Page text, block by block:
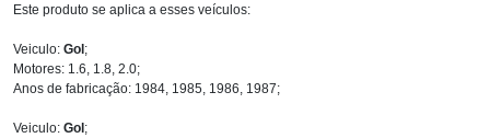
Este produto se aplica a esses veículos:
Veiculo: Gol;
Motores: 1.6, 1.8, 2.0;
Anos de fabricação: 1984, 1985, 1986, 1987;
Veiculo: Gol;